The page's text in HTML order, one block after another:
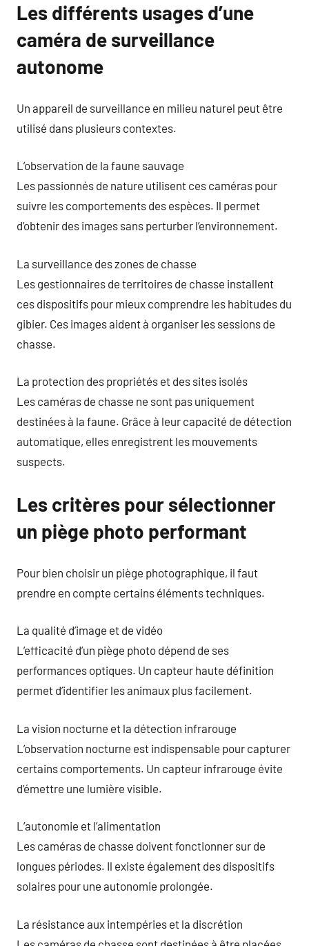
Les différents usages d’une
caméra de surveillance
autonome
Un appareil de surveillance en milieu naturel peut être
utilisé dans plusieurs contextes.
L’observation de la faune sauvage
Les passionnés de nature utilisent ces caméras pour
suivre les comportements des espèces. Il permet
d’obtenir des images sans perturber l’environnement.
La surveillance des zones de chasse
Les gestionnaires de territoires de chasse installent
ces dispositifs pour mieux comprendre les habitudes du
gibier. Ces images aident à organiser les sessions de
chasse.
La protection des propriétés et des sites isolés
Les caméras de chasse ne sont pas uniquement
destinées à la faune. Grâce à leur capacité de détection
automatique, elles enregistrent les mouvements
suspects.
Les critères pour sélectionner
un piège photo performant
Pour bien choisir un piège photographique, il faut
prendre en compte certains éléments techniques.
La qualité d’image et de vidéo
L’efficacité d’un piège photo dépend de ses
performances optiques. Un capteur haute définition
permet d’identifier les animaux plus facilement.
La vision nocturne et la détection infrarouge
L’observation nocturne est indispensable pour capturer
certains comportements. Un capteur infrarouge évite
d’émettre une lumière visible.
L’autonomie et l’alimentation
Les caméras de chasse doivent fonctionner sur de
longues périodes. Il existe également des dispositifs
solaires pour une autonomie prolongée.
La résistance aux intempéries et la discrétion